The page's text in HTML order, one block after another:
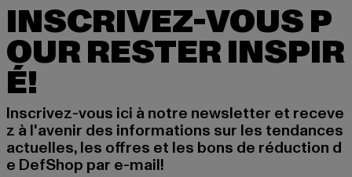
INSCRIVEZ-VOUS P
OUR RESTER INSPIR
É!
Inscrivez-vous ici à notre newsletter et receve
z à l'avenir des informations sur les tendances
actuelles, les offres et les bons de réduction d
e DefShop par e-mail!